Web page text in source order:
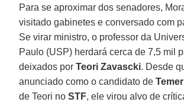
Para se aproximar dos senadores,
visitado gabinetes e conversado com
Se virar ministro, o professor da
Paulo (USP) herdará cerca de 7,5 mil
deixados porTeori Zavascki. Desde
anunciado como o candidato deTemer
de Teori noSTF, ele virou alvo de